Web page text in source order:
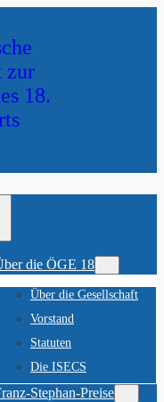
zur
18.
die ÖGE 18
Über die Gesellschaft
Vorstand
Statuten
Die ISECS
Stephan-Preise